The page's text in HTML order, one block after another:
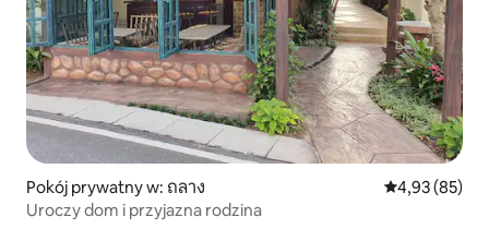
Pokój prywatny w: ถลาง Średnia
4,93 (85)
Uroczy dom i przyjazna rodzina